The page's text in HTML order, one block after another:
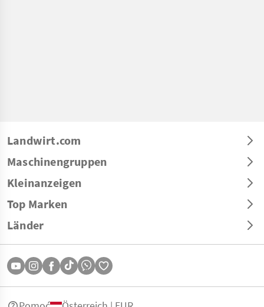
Landwirt.com
Maschinengruppen
Kleinanzeigen
Top Marken
Länder